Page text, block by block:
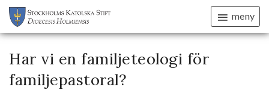
meny
Har vi en familjeteologi för
familjepastoral?